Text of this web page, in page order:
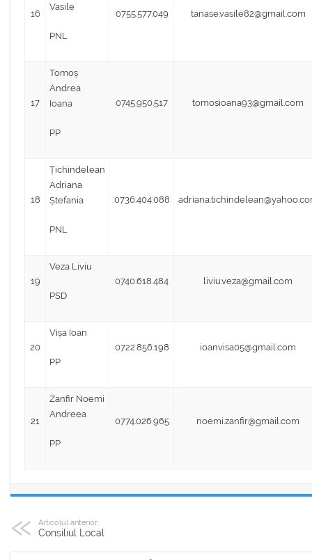
16
Vasile
PNL
0755.577.049 tanase.vasile82@gmail.com
17
Tomoș
Andrea
Ioana
PP
0745.950.517 tomosioana93@gmail.com
18
Țichindelean
Adriana
Ștefania
PNL
0736.404.088
19
Veza Liviu
PSD
0740.618.484 liviu.veza@gmail.com
20
Vișa Ioan
PP
0722.856.198 ioanvisa05@gmail.com
21
Zanfir Noemi
Andreea
PP
0774.026.965 noemi.zanfir@gmail.com
Articolul anterior
Consiliul Local